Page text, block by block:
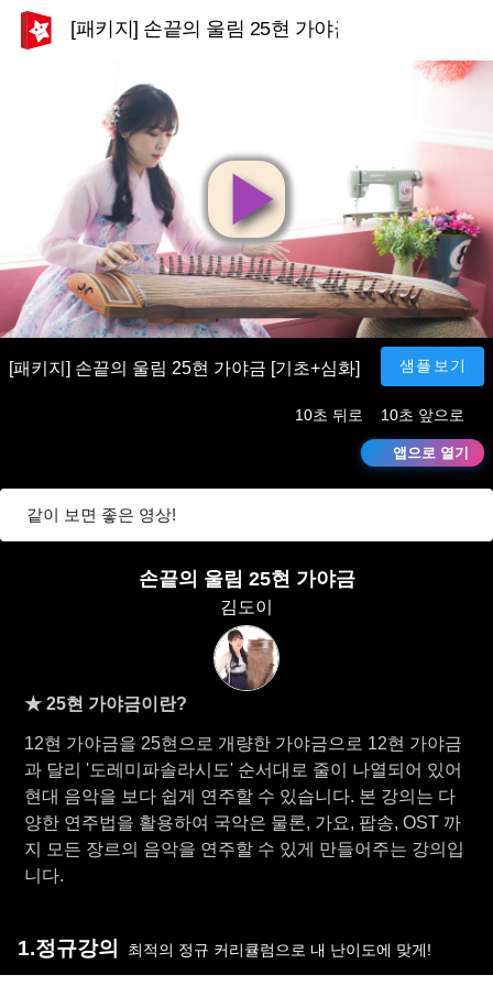
[패키지] 손끝의 울림 25현 가야금 [기초+심화]
영
상
재
생
[패키지] 손끝의 울림 25현 가야금 [기초+심화] 샘플보기
10초 뒤로 10초 앞으로
앱으로 열기
같이 보면 좋은 영상!
손끝의 울림 25현 가야금
김도이
★ 25현 가야금이란?
12현 가야금을 25현으로 개량한 가야금으로 12현 가야금
과 달리 '도레미파솔라시도' 순서대로 줄이 나열되어 있어
현대 음악을 보다 쉽게 연주할 수 있습니다. 본 강의는 다
양한 연주법을 활용하여 국악은 물론, 가요, 팝송, OST 까
지 모든 장르의 음악을 연주할 수 있게 만들어주는 강의입
니다.
1.정규강의 최적의 정규 커리큘럼으로 내 난이도에 맞게!